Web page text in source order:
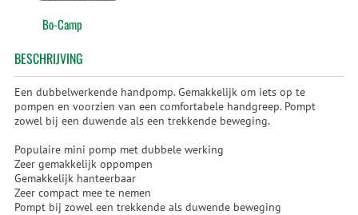
Bo-Camp
BESCHRIJVING
Een dubbelwerkende handpomp. Gemakkelijk om iets op te
pompen en voorzien van een comfortabele handgreep. Pompt
zowel bij een duwende als een trekkende beweging.
Populaire mini pomp met dubbele werking
Zeer gemakkelijk oppompen
Gemakkelijk hanteerbaar
Zeer compact mee te nemen
Pompt bij zowel een trekkende als duwende beweging